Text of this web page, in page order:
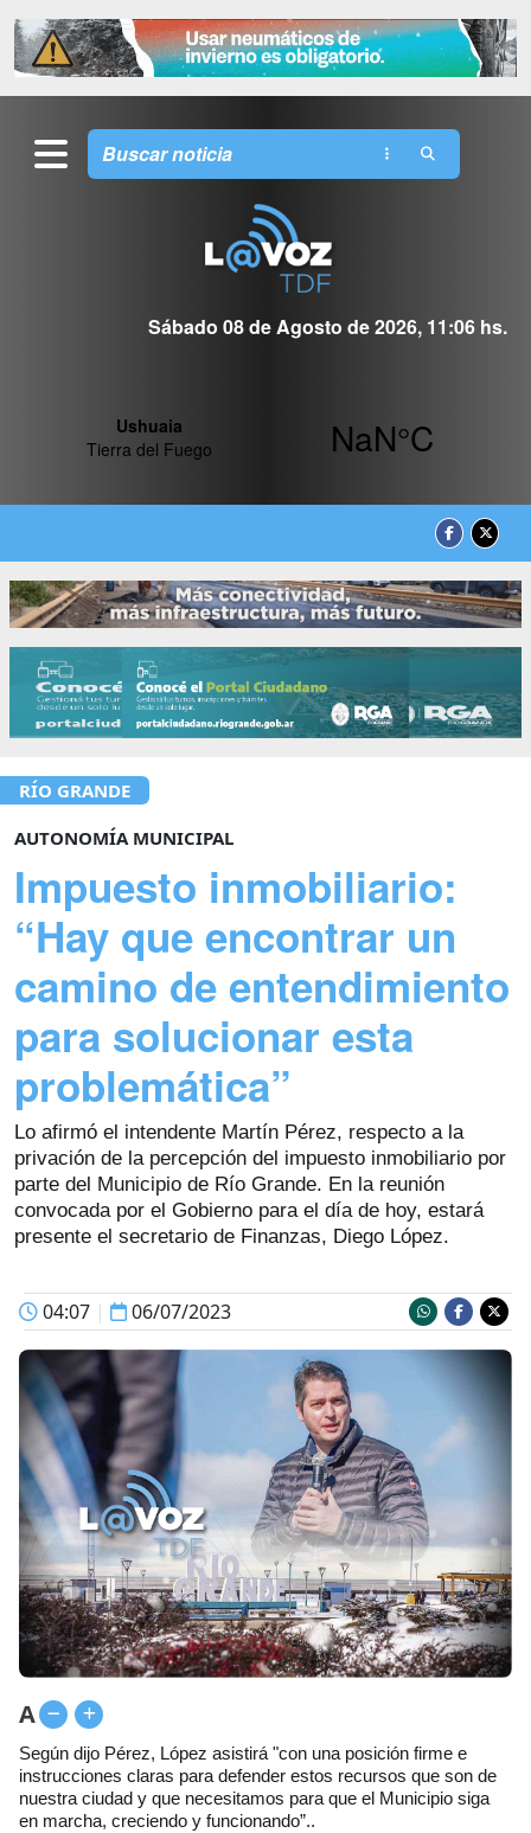
Sábado 08 de Agosto de 2026, 11:06 hs.
RÍO GRANDE
AUTONOMÍA MUNICIPAL
Impuesto inmobiliario:
“Hay que encontrar un
camino de entendimiento
para solucionar esta
problemática”
Lo afirmó el intendente Martín Pérez, respecto a la
privación de la percepción del impuesto inmobiliario por
parte del Municipio de Río Grande. En la reunión
convocada por el Gobierno para el día de hoy, estará
presente el secretario de Finanzas, Diego López.
04:07 | 06/07/2023
A
Según dijo Pérez, López asistirá "con una posición firme e
instrucciones claras para defender estos recursos que son de
nuestra ciudad y que necesitamos para que el Municipio siga
en marcha, creciendo y funcionando”..